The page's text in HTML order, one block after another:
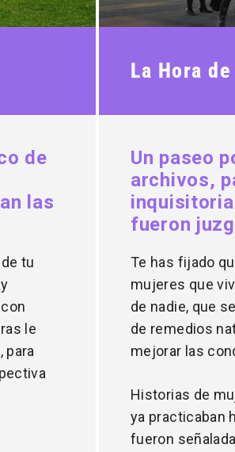
de
las
tu
le
para
La Hora
Un paseo
archivos,
fueron
Te has fijado
mujeres que
de nadie, que
de remedios
mejorar las
Historias de
ya practicaban
fueron